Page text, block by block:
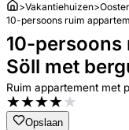
>Vakantiehuizen>
10-persoons ruim
10-persoons
Söll met
Ruim appartement met
★★★★★
Opslaan